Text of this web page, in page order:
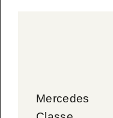
Mercedes